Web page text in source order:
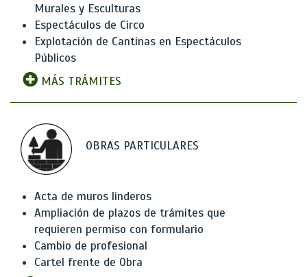
Murales y Esculturas
Espectáculos de Circo
Explotación de Cantinas en Espectáculos
Públicos
MÁS TRÁMITES
OBRAS PARTICULARES
Acta de muros linderos
Ampliación de plazos de trámites que
requieren permiso con formulario
Cambio de profesional
Cartel frente de Obra